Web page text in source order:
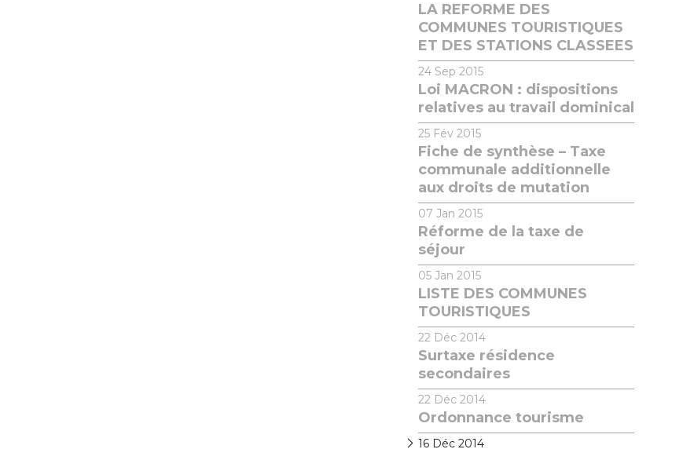
LA REFORME DES
COMMUNES TOURISTIQUES
ET DES STATIONS CLASSEES
24 Sep 2015
Loi MACRON : dispositions
relatives au travail dominical
25 Fév 2015
Fiche de synthèse – Taxe
communale additionnelle
aux droits de mutation
07 Jan 2015
Réforme de la taxe de
séjour
05 Jan 2015
LISTE DES COMMUNES
TOURISTIQUES
22 Déc 2014
Surtaxe résidence
secondaires
22 Déc 2014
Ordonnance tourisme
16 Déc 2014